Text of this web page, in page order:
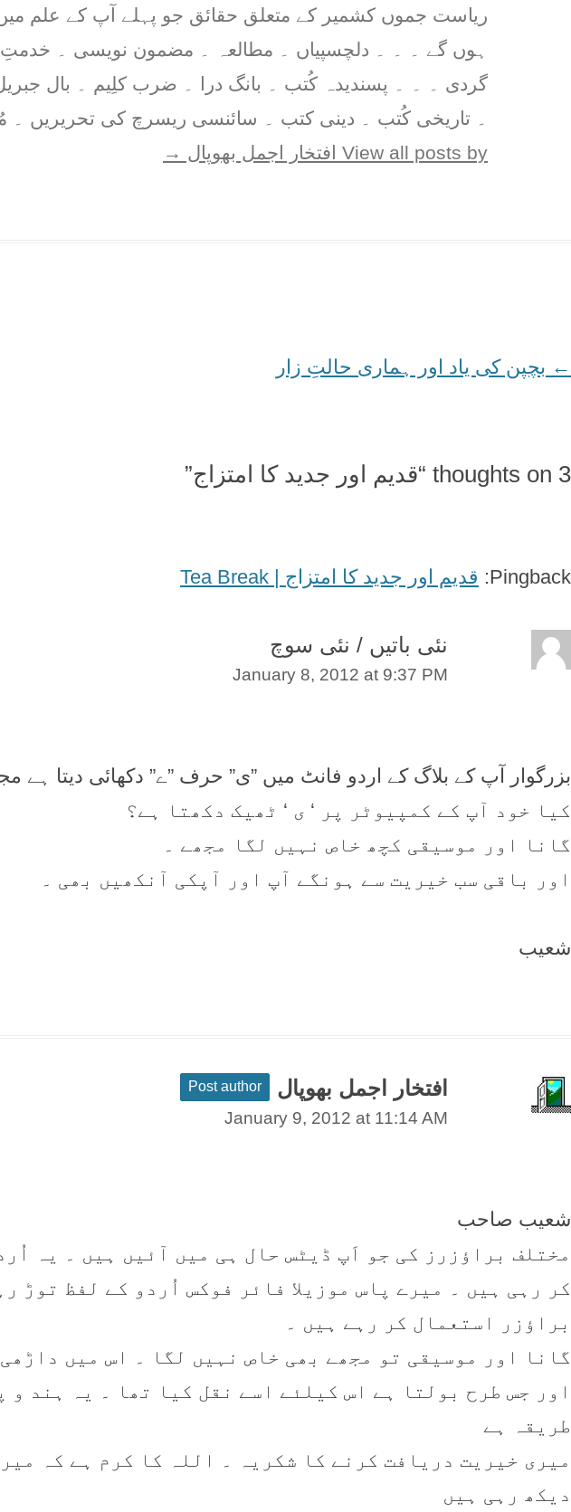
ریاست جموں کشمیر کے متعلق حقائق جو پہلے آپ کے علم
ہوں گے ۔ ۔ ۔ دلچسپیاں ۔ مطالعہ ۔ مضمون نویسی ۔ خدمتِ
گردی ۔ ۔ ۔ پسندیدہ کُتب ۔ بانگ درا ۔ ضرب کلِیم ۔ بال
۔ تاریخی کُتب ۔ دینی کتب ۔ سائنسی ریسرچ کی تحریریں ۔
View all posts by افتخار اجمل بھوپال
→
Post
← بچپن کی ياد اور ہماری حالتِ زار
3 thoughts on “ قديم اور جديد کا امتزاج”
Pingback: قديم اور جديد کا امتزاج | Tea Break
نئی باتیں / نئی سوچ
January 8, 2012 at 9:37 PM
بزرگوار آپ کے بلاگ کے اردو فانٹ میں‌ ”ی” حرف ”ے” دکھائی دیتا ہے
کیا خود آپ کے کمپیوٹر پر ‘ ی ‘ ٹھیک دکھتا ہے؟
گانا اور موسیقی کچھ خاص نہیں لگا مجھے ۔
اور باقی سب خیریت سے ہونگے آپ اور آپکی آنکھیں بھی ۔
شعیب
افتخار اجمل بھوپال Post author
January 9, 2012 at 11:14 AM
شعيب صاحب
مختلف براؤزرز کی جو اَپ ڈيٹس حال ہی ميں آئيں ہيں ۔ يہ
کر رہی ہيں ۔ ميرے پاس موزيلا فائر فوکس اُردو کے لفظ توڑ
براؤزر استعمال کر رہے ہيں ۔
گانا اور موسيقی تو مجھے بھی خاص نہيں لگا ۔ اس ميں
اور جس طرح بولتا ہے اس کيلئے اسے نقل کيا تھا ۔ يہ ہند و
طريقہ ہے
ميری خيريت دريافت کرنے کا شکريہ ۔ اللہ کا کرم ہے کہ
ديکھ رہی ہيں